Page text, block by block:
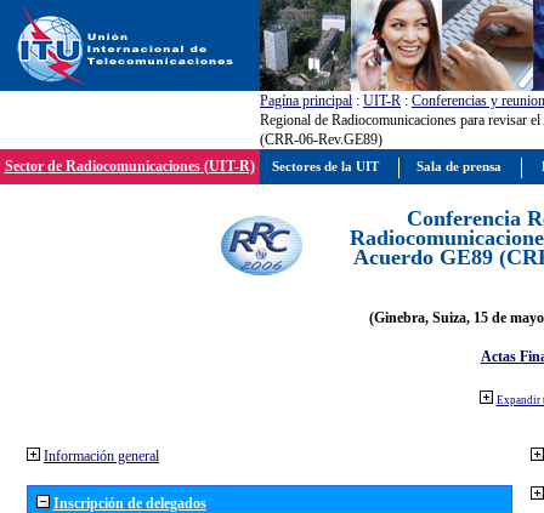
Pagína principal : UIT-R : Conferencias y
Regional de Radiocomunicaciones para revisar
(CRR-06-Rev.GE89)
Sector de Radiocomunicaciones (UIT-R)
Conferencia
Acuerdo GE89
(Ginebra, Suiza, 15 de
Actas
Expandir
Información general
Inscripción de delegados
Sectores de la UIT Sala de prensa